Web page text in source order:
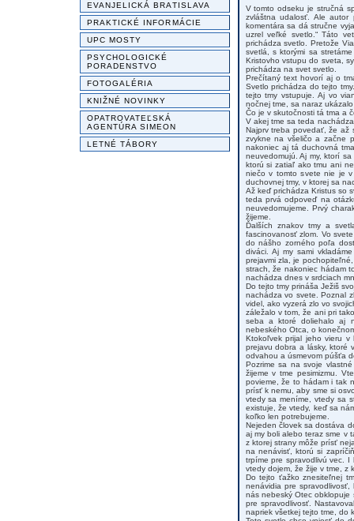
EVANJELICKÁ BRATISLAVA
PRAKTICKÉ INFORMÁCIE
UPC MOSTY
PSYCHOLOGICKÉ
PORADENSTVO
FOTOGALÉRIA
KNIŽNÉ NOVINKY
OPATROVATEĽSKÁ
AGENTÚRA SIMEON
LETNÉ TÁBORY
V tomto odseku je stručná
zvláštna udalosť. Ale autor
komentára sa dá stručne
uzrel veľké svetlo.“ Táto
prichádza svetlo. Pretože
svetlá, s ktorými sa
Kristovho vstupu do sveta,
prichádza na svet svetlo.
Prečítaný text hovorí aj o
Svetlo prichádza do tejto
tejto tmy vstupuje. Aj vo
nočnej tme, sa naraz
Čo je v skutočnosti tá tma a
V akej tme sa teda
Najprv treba povedať, že až
zvykne na všeličo a začne
nakoniec aj tá duchovná
neuvedomujú. Aj my, ktorí
ktorú si zatiaľ ako tmu ani
niečo v tomto svete nie je
duchovnej tmy, v ktorej sa
Až keď prichádza Kristus so
teda prvá odpoveď na
neuvedomujeme. Prvý
žijeme.
Ďalších znakov tmy a
fascinovanosť zlom. Vo
do nášho zorného poľa
diváci. Aj my sami
prejavmi zla, je
strach, že nakoniec hádam
nachádza dnes v srdciach
Do tejto tmy prináša Ježiš
nachádza vo svete. Poznal
videl, ako vyzerá zlo vo
záležalo v tom, že ani pri
seba a ktoré doliehalo aj
nebeského Otca, o
Ktokoľvek prijal jeho vieru
prejavu dobra a lásky,
odvahou a úsmevom púšťa
Pozrime sa na svoje
žijeme v tme pesimizmu.
povieme, že to hádam i tak
prísť k nemu, aby sme si
vtedy sa meníme, vtedy sa
existuje, že vtedy, keď sa
koľko len potrebujeme.
Nejeden človek sa dostáva
aj my boli alebo teraz sme v
z ktorej strany môže prísť
na nenávisť, ktorú si
trpíme pre spravodlivú vec.
vtedy dojem, že žije v tme, z
Do tejto ťažko znesiteľnej
nenávidia pre
nás nebeský Otec obklopuje
pre spravodlivosť.
napriek všetkej tejto tme, do